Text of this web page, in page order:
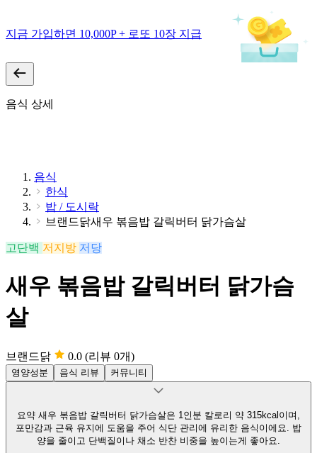
지금 가입하면 10,000P + 로또 10장 지급
음식 상세
음식
한식
밥 / 도시락
브랜드닭새우 볶음밥 갈릭버터 닭가슴살
고단백 저지방 저당
새우 볶음밥 갈릭버터 닭가슴
살
브랜드닭 0.0 (리뷰 0개)
영양성분 음식 리뷰 커뮤니티
요약 새우 볶음밥 갈릭버터 닭가슴살은 1인분 칼로리 약 315kcal이며,
포만감과 근육 유지에 도움을 주어 식단 관리에 유리한 음식이에요. 밥
양을 줄이고 단백질이나 채소 반찬 비중을 높이는게 좋아요.